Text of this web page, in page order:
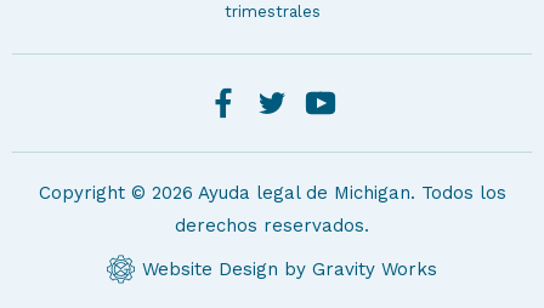
trimestrales
Copyright © 2026 Ayuda legal de Michigan. Todos los
derechos reservados.
Website Design by Gravity Works